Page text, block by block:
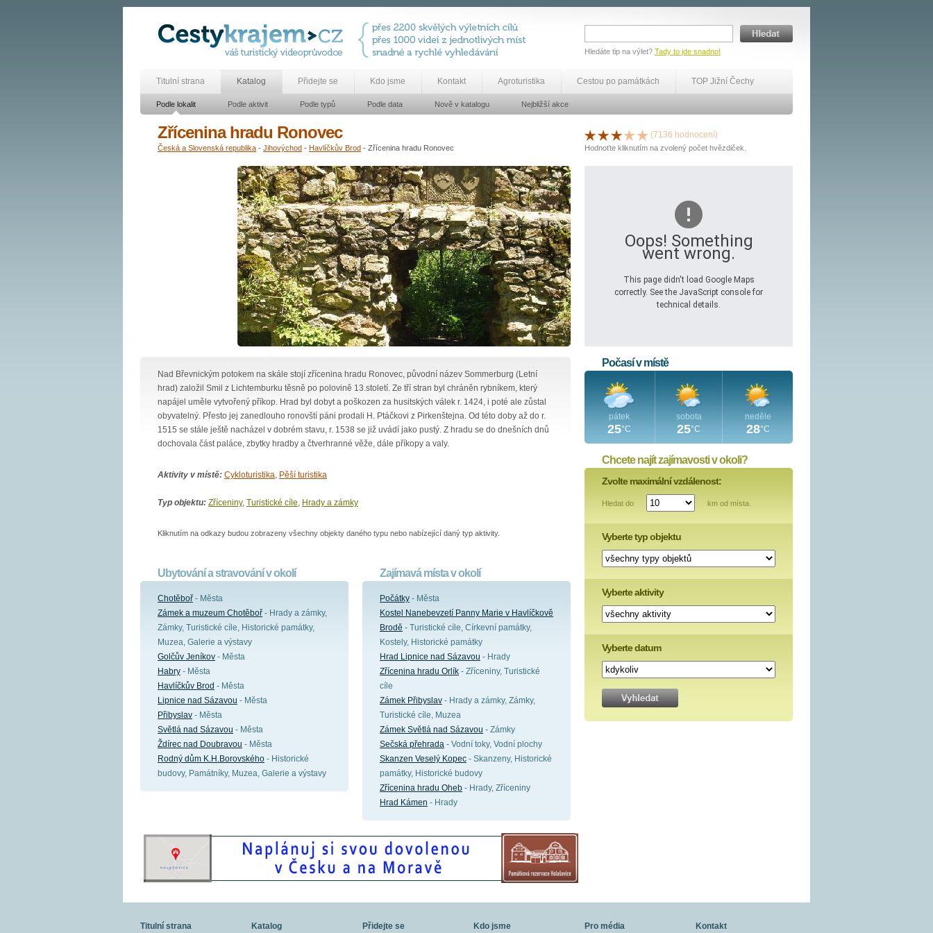
Hledáte tip na výlet? Tady to jde snadno!
Titulní strana Katalog Přidejte se Kdo jsme Kontakt Agroturistika Cestou po památkách TOP Jižní Čechy
Podle lokalit Podle aktivit Podle typů Podle data Nově v katalogu Nejbližší akce
Zřícenina hradu Ronovec
Česká a Slovenská republika - Jihovýchod - Havlíčkův Brod - Zřícenina hradu Ronovec
Nad Břevnickým potokem na skále stojí zřícenina hradu Ronovec, původní název Sommerburg (Letní
hrad) založil Smil z Lichtemburku těsně po polovině 13.století. Ze tří stran byl chráněn rybníkem, který
napájel uměle vytvořený příkop. Hrad byl dobyt a poškozen za husitských válek r. 1424, i poté ale zůstal
obyvatelný. Přesto jej zanedlouho ronovští páni prodali H. Ptáčkovi z Pirkenštejna. Od této doby až do r.
1515 se stále ještě nacházel v dobrém stavu, r. 1538 se již uvádí jako pustý. Z hradu se do dnešních dnů
dochovala část paláce, zbytky hradby a čtverhranné věže, dále příkopy a valy.
Aktivity v místě: Cykloturistika, Pěší turistika
Typ objektu: Zříceniny, Turistické cíle, Hrady a zámky
Kliknutím na odkazy budou zobrazeny všechny objekty daného typu nebo nabízející daný typ aktivity.
Ubytování a stravování v okolí
Chotěboř - Města
Zámek a muzeum Chotěboř - Hrady a zámky,
Zámky, Turistické cíle, Historické památky,
Muzea, Galerie a výstavy
Golčův Jeníkov - Města
Habry - Města
Havlíčkův Brod - Města
Lipnice nad Sázavou - Města
Přibyslav - Města
Světlá nad Sázavou - Města
Ždírec nad Doubravou - Města
Rodný dům K.H.Borovského - Historické
budovy, Památníky, Muzea, Galerie a výstavy
Zajímavá místa v okolí
Počátky - Města
Kostel Nanebevzetí Panny Marie v Havlíčkově
Brodě - Turistické cíle, Církevní památky,
Kostely, Historické památky
Hrad Lipnice nad Sázavou - Hrady
Zřícenina hradu Orlík - Zříceniny, Turistické
cíle
Zámek Přibyslav - Hrady a zámky, Zámky,
Turistické cíle, Muzea
Zámek Světlá nad Sázavou - Zámky
Sečská přehrada - Vodní toky, Vodní plochy
Skanzen Veselý Kopec - Skanzeny, Historické
památky, Historické budovy
Zřícenina hradu Oheb - Hrady, Zříceniny
Hrad Kámen - Hrady
(7136 hodnocení)
Hodnoťte kliknutím na zvolený počet hvězdiček.
Oops! Something
went wrong.
This page didn't load Google Maps
correctly. See the JavaScript console for
technical details.
Počasí v místě
pátek
25°C
sobota
25°C
neděle
28°C
Chcete najít zajímavosti v okoli?
Zvolte maximální vzdálenost:
Hledat do km od místa.
Vyberte typ objektu
Vyberte aktivity
Vyberte datum
Titulní strana Katalog Přidejte se Kdo jsme Pro média Kontakt